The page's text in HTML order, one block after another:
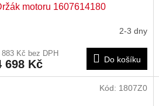
motoru 1607614180
2-3 dny
883 Kč bez DPH
698 Kč Do košíku
Kód: 1807Z0